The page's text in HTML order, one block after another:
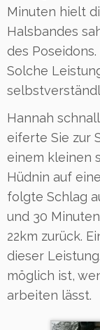
Minuten hielt
Halsbandes
des
Solche
Hannah
eiferte Sie zur
einem kleinen
Hüdnin auf
folgte Schlag
und 30
22km zurück.
dieser
möglich ist,
arbeiten lässt.